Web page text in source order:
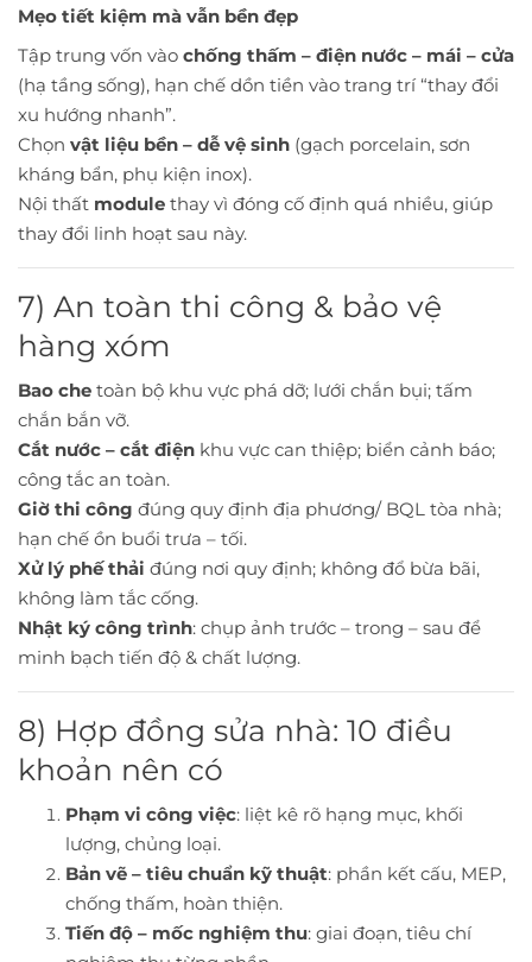
Mẹo tiết kiệm mà vẫn bền đẹp
Tập trung vốn vào chống thấm – điện nước – mái – cửa
(hạ tầng sống), hạn chế dồn tiền vào trang trí “thay đổi
xu hướng nhanh”.
Chọn vật liệu bền – dễ vệ sinh (gạch porcelain, sơn
kháng bẩn, phụ kiện inox).
Nội thất module thay vì đóng cố định quá nhiều, giúp
thay đổi linh hoạt sau này.
7) An toàn thi công & bảo vệ
hàng xóm
Bao che toàn bộ khu vực phá dỡ; lưới chắn bụi; tấm
chắn bắn vỡ.
Cắt nước – cắt điện khu vực can thiệp; biển cảnh báo;
công tắc an toàn.
Giờ thi công đúng quy định địa phương/ BQL tòa nhà;
hạn chế ồn buổi trưa – tối.
Xử lý phế thải đúng nơi quy định; không đổ bừa bãi,
không làm tắc cống.
Nhật ký công trình: chụp ảnh trước – trong – sau để
minh bạch tiến độ & chất lượng.
8) Hợp đồng sửa nhà: 10 điều
khoản nên có
Phạm vi công việc: liệt kê rõ hạng mục, khối
lượng, chủng loại.
Bản vẽ – tiêu chuẩn kỹ thuật: phần kết cấu, MEP,
chống thấm, hoàn thiện.
Tiến độ – mốc nghiệm thu: giai đoạn, tiêu chí